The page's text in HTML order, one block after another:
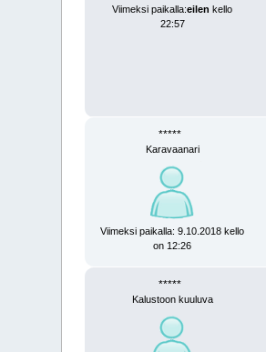
Viimeksi paikalla:eilen kello
22:57
*****
Karavaanari
Viimeksi paikalla: 9.10.2018 kello
on 12:26
*****
Kalustoon kuuluva